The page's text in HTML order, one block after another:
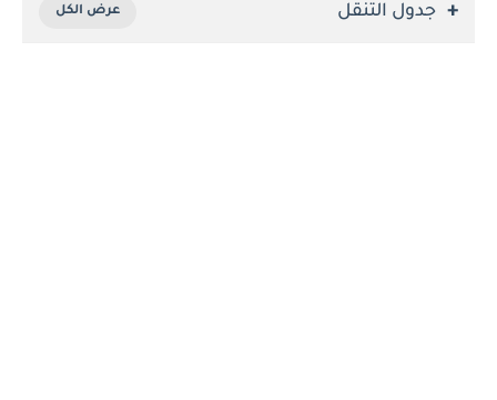
جدول التنقل